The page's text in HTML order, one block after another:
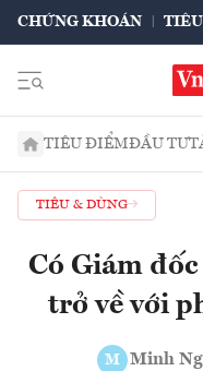
CHỨNG KHOÁN
TIÊU ĐIỂMĐẦU TƯ
TIÊU & DÙNG
Có Giám
trở về với
M Minh